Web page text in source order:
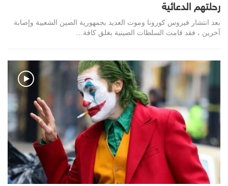
رحلتهم الدعائية
بعد انتشار فيروس كورونا وموت العديد بجمهورية الصين الشعبية وإصابة
آخرين ، فقد قامت السلطات الصينية بغلق كافة…